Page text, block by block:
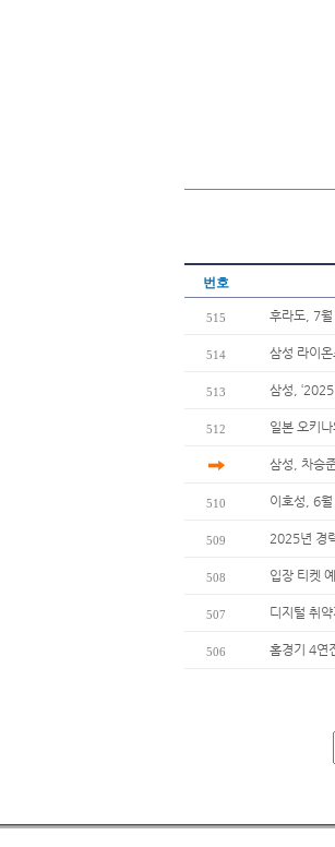
번호
515 후라도, 7
514 삼성 라이
513 삼성,
512 일본 오키
삼성, 차승
510 이호성, 6
509 2025년 경
508 입장 티켓
507 디지털 취
506 홈경기 4연